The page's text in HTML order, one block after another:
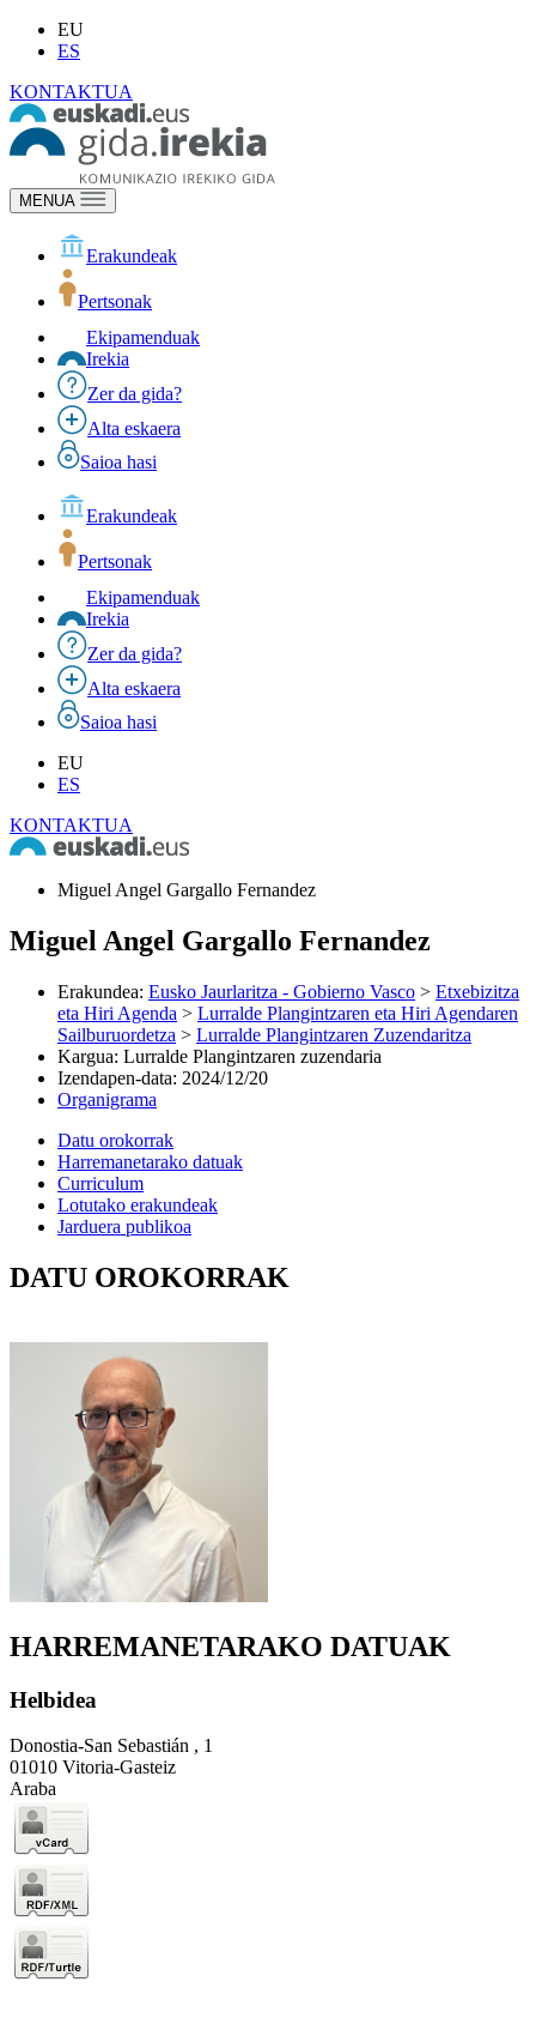
EU
ES
KONTAKTUA
MENUA
Erakundeak
Pertsonak
Ekipamenduak
Irekia
Zer da gida?
Alta eskaera
Saioa hasi
Erakundeak
Pertsonak
Ekipamenduak
Irekia
Zer da gida?
Alta eskaera
Saioa hasi
EU
ES
KONTAKTUA
Miguel Angel Gargallo Fernandez
Miguel Angel Gargallo Fernandez
Erakundea: Eusko Jaurlaritza - Gobierno Vasco > Etxebizitza
eta Hiri Agenda > Lurralde Plangintzaren eta Hiri Agendaren
Sailburuordetza > Lurralde Plangintzaren Zuzendaritza
Kargua: Lurralde Plangintzaren zuzendaria
Izendapen-data: 2024/12/20
Organigrama
Datu orokorrak
Harremanetarako datuak
Curriculum
Lotutako erakundeak
Jarduera publikoa
DATU OROKORRAK
HARREMANETARAKO DATUAK
Helbidea
Donostia-San Sebastián , 1
01010 Vitoria-Gasteiz
Araba